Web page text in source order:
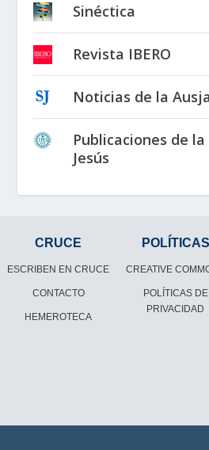
Sinéctica
Revista IBERO
Noticias de la
Publicaciones de
Jesús
CRUCE
ESCRIBEN EN CRUCE
CONTACTO
HEMEROTECA
POLÍTICAS
CREATIVE
POLÍTICAS DE
PRIVACIDAD